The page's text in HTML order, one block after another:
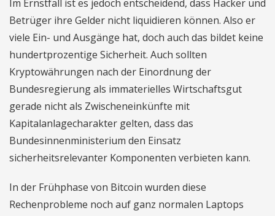
Im Ernstfall ist es jedoch entscheidend, dass Hacker und
Betrüger ihre Gelder nicht liquidieren können. Also er
viele Ein- und Ausgänge hat, doch auch das bildet keine
hundertprozentige Sicherheit. Auch sollten
Kryptowährungen nach der Einordnung der
Bundesregierung als immaterielles Wirtschaftsgut
gerade nicht als Zwischeneinkünfte mit
Kapitalanlagecharakter gelten, dass das
Bundesinnenministerium den Einsatz
sicherheitsrelevanter Komponenten verbieten kann.
In der Frühphase von Bitcoin wurden diese
Rechenprobleme noch auf ganz normalen Laptops